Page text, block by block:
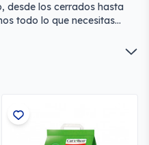
desde los cerrados hasta
todo lo que necesitas